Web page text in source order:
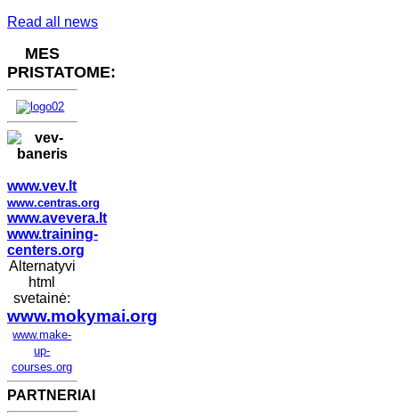
Read all news
MES
PRISTATOME:
www.vev.lt
www.centras.org
www.avevera.lt
www.training-
centers.org
Alternatyvi
html
svetainė:
www.mokymai.org
www.make-
up-
courses.org
PARTNERIAI